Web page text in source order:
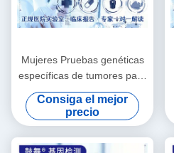
Mujeres Pruebas genéticas
específicas de tumores para
el cáncer 15 artículos
Consiga el mejor
precio